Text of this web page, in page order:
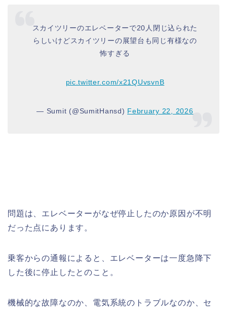
スカイツリーのエレベーターで20人閉じ込られた
らしいけどスカイツリーの展望台も同じ有様なの
怖すぎる
pic.twitter.com/x21QUvsvnB
— Sumit (@SumitHansd) February 22, 2026
問題は、エレベーターがなぜ停止したのか原因が不明
だった点にあります。
乗客からの通報によると、エレベーターは一度急降下
した後に停止したとのこと。
機械的な故障なのか、電気系統のトラブルなのか、セ